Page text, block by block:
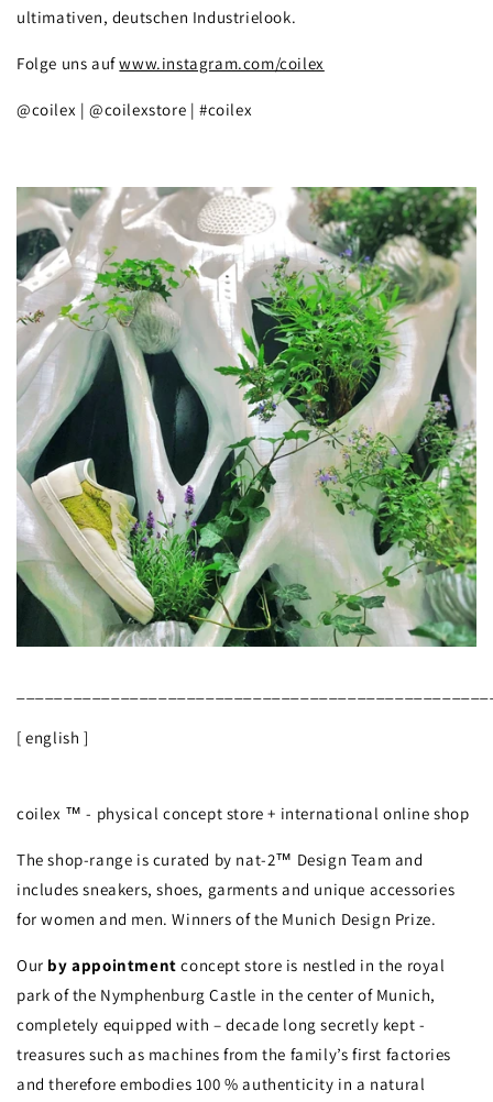
ultimativen, deutschen Industrielook.
Folge uns aufwww.instagram.com/coilex
@coilex | @coilexstore | #coilex
[ english ]
coilex ™ - physical concept store + international online shop
The shop-range is curated by nat-2™ Design Team and
includes sneakers, shoes, garments and unique accessories
for women and men. Winners of the Munich Design Prize.
Our by appointment concept store is nestled in the royal
park of the Nymphenburg Castle in the center of Munich,
completely equipped with – decade long secretly kept -
treasures such as machines from the family’s first factories
and therefore embodies 100 % authenticity in a natural